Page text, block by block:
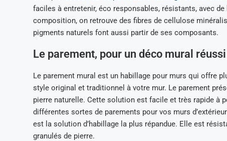
faciles à entretenir, éco responsables, résistants, avec
composition, on retrouve des fibres de cellulose
pigments naturels font aussi partir de ses composants.
Le parement, pour un déco mural réussi
Le parement mural est un habillage pour murs qui offre
style original et traditionnel à votre mur. Le parement
pierre naturelle. Cette solution est facile et très rapide à
différentes sortes de parements pour vos murs
est la solution d’habillage la plus répandue. Elle est
granulés de pierre.